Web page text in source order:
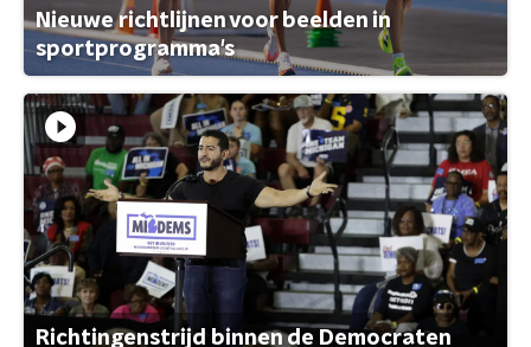
Nieuwe richtlijnen voor beelden in
sportprogramma's
Richtingenstrijd binnen de Democraten